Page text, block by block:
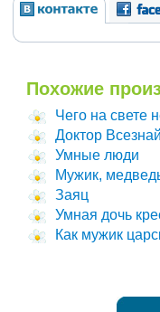
Похожие
Чего на свете
Доктор
Умные люди
Мужик,
Заяц
Умная дочь
Как мужик